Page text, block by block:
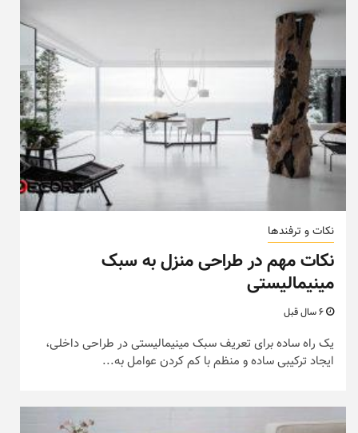
نکات و ترفندها
نکات مهم در طراحی منزل به سبک
مینیمالیستی
یک راه ساده برای تعریف سبک مینیمالیستی در طراحی داخلی،
ایجاد ترکیبی ساده و منظم با کم کردن عوامل به...